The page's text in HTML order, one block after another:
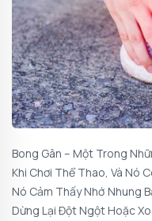
Bong Gân – Một Trong
Khi Chơi Thể Thao, Và Nó
Nó Cảm Thấy Nhớ Nhung
Dừng Lại Đột Ngột Hoặc